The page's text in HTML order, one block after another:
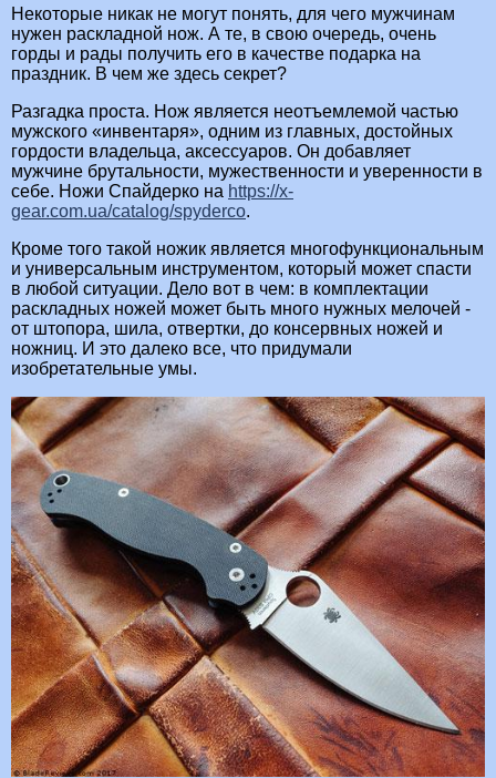
Некоторые никак не могут понять, для чего мужчинам
нужен раскладной нож. А те, в свою очередь, очень
горды и рады получить его в качестве подарка на
праздник. В чем же здесь секрет?
Разгадка проста. Нож является неотъемлемой частью
мужского «инвентаря», одним из главных, достойных
гордости владельца, аксессуаров. Он добавляет
мужчине брутальности, мужественности и уверенности в
себе. Ножи Спайдерко на https://x-
gear.com.ua/catalog/spyderco.
Кроме того такой ножик является многофункциональным
и универсальным инструментом, который может спасти
в любой ситуации. Дело вот в чем: в комплектации
раскладных ножей может быть много нужных мелочей -
от штопора, шила, отвертки, до консервных ножей и
ножниц. И это далеко все, что придумали
изобретательные умы.